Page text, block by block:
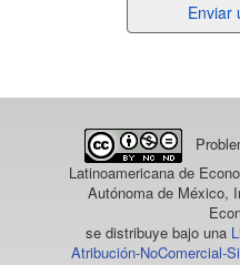
un
Enviar
Latinoamericana de
Autónoma de México,
se distribuye bajo una
Atribución-NoComercial-